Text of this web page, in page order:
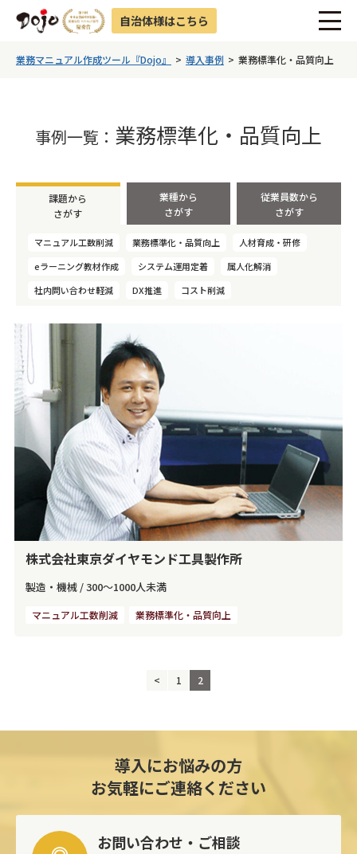
自治体様はこちら
業務マニュアル作成ツール『Dojo』 導入事例 業務標準化・品質向上
事例一覧： 業務標準化・品質向上
課題から
さがす
業種から
さがす
従業員数から
さがす
マニュアル工数削減 業務標準化・品質向上
人材育成・研修
eラーニング教材作成
システム運用定着
属人化解消
社内問い合わせ軽減
DX推進 コスト削減
株式会社東京ダイヤモンド工具製作所
製造・機械 /300～1000人未満
マニュアル工数削減 業務標準化・品質向上
< 1 2
導入にお悩みの方
お気軽にご連絡ください
お問い合わせ・ご相談